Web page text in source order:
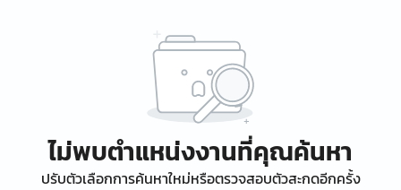
ไม่พบตำแหน่งงานที่คุณค้นหา
ปรับตัวเลือกการค้นหาใหม่หรือตรวจสอบตัวสะกดอีกครั้ง